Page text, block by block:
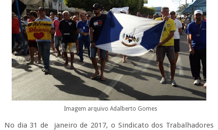
Imagem arquivo Adalberto Gomes
No dia 31 de janeiro de 2017, o Sindicato dos Trabalhadores